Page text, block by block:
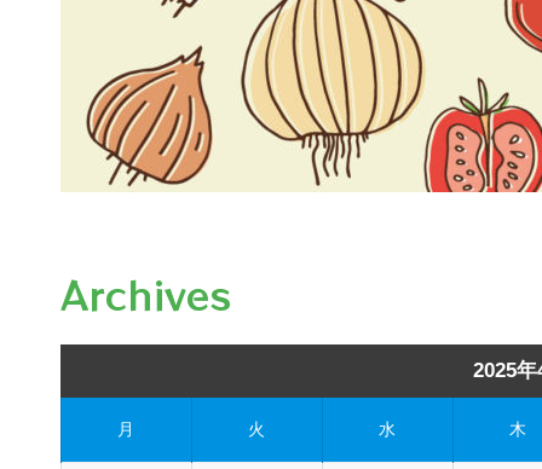
Archives
2025年
月 火 水 木